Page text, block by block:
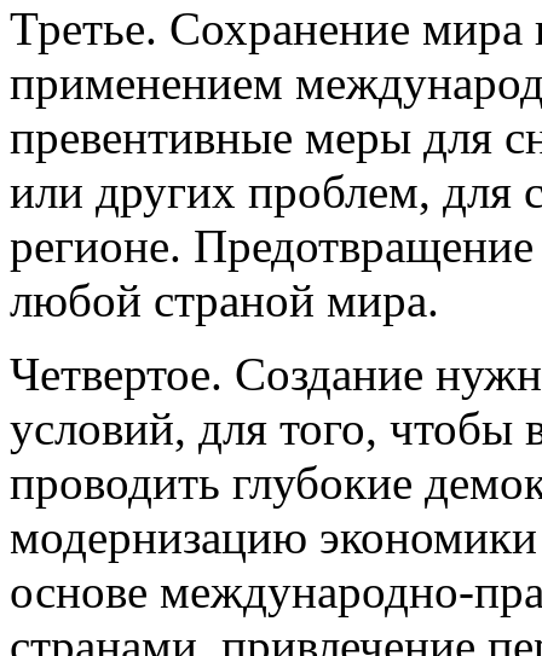
Третье. Сохранение мира
применением
превентивные меры для
или других проблем, для
регионе.
любой страной мира.
Четвертое. Создание
условий, для того,
проводить глубокие
модернизацию
основе международно-
странами, привлечение